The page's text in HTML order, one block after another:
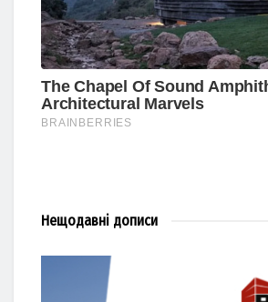
Нещодавні дописи